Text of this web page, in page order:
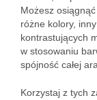
Możesz
różne kolory,
kontrastujących
w stosowaniu
spójność całej
Korzystaj z tych